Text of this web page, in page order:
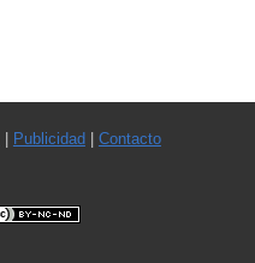
Publicidad Contacto